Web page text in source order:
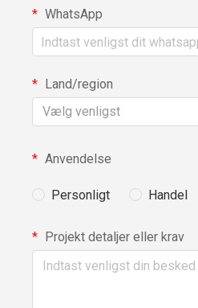
WhatsApp
Land/region
Vælg venligst
Anvendelse
Personligt Handel
Projekt detaljer eller krav